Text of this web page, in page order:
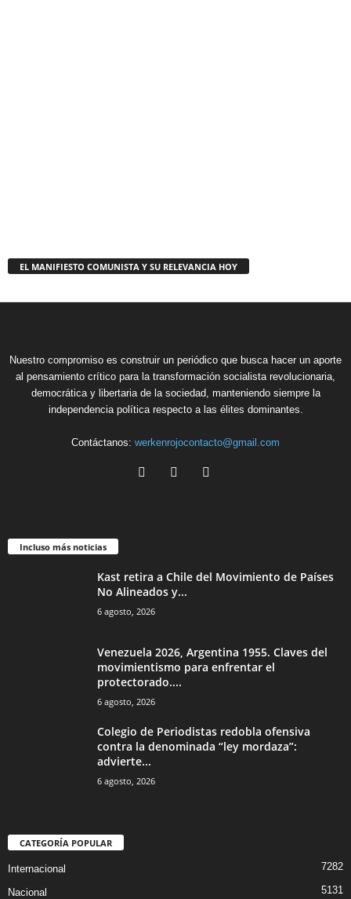
EL MANIFIESTO COMUNISTA Y SU RELEVANCIA HOY
Nuestro compromiso es construir un periódico que busca hacer un aporte
al pensamiento crítico para la transformación socialista revolucionaria,
democrática y libertaria de la sociedad, manteniendo siempre la
independencia política respecto a las élites dominantes.
Contáctanos: werkenrojocontacto@gmail.com
Incluso más noticias
Kast retira a Chile del Movimiento de Países
No Alineados y...
6 agosto, 2026
Venezuela 2026, Argentina 1955. Claves del
movimientismo para enfrentar el
protectorado....
6 agosto, 2026
Colegio de Periodistas redobla ofensiva
contra la denominada “ley mordaza”:
advierte...
6 agosto, 2026
CATEGORÍA POPULAR
Internacional 7282
Nacional 5131